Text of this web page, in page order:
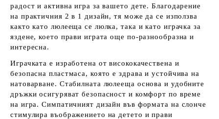
радост и активна игра за вашето дете. Благодарение
на практичния 2 в 1 дизайн, тя може да се използва
както като люлееща се люлка, така и като играчка за
яздене, което прави играта още по-разнообразна и
интересна.
Играчката е изработена от висококачествена и
безопасна пластмаса, която е здрава и устойчива на
натоварване. Стабилната люлееща основа и удобните
дръжки осигуряват безопасност и комфорт по време
на игра. Симпатичният дизайн във формата на слонче
стимулира въображението на детето и прави